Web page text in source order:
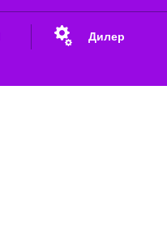
Дилер